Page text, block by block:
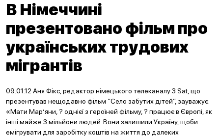
В Німеччині
презентовано фільм про
українських трудових
мігрантів
09.01.12 Аня Фікс, редактор німецького телеканалу 3 Sat, що
презентував нещодавно фільм “Село забутих дітей”, зауважує:
«Мати Мар’яни, ? однієї з героїней фільму, ? працює в Європі, як
інші майже 3 мільйони людей. Вони залишили Україну, щоби
емігрувати для заробітку коштів на життя до далеких